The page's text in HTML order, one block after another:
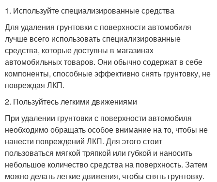
1. Используйте специализированные средства
Для удаления грунтовки с поверхности автомобиля
лучше всего использовать специализированные
средства, которые доступны в магазинах
автомобильных товаров. Они обычно содержат в себе
компоненты, способные эффективно снять грунтовку, не
повреждая ЛКП.
2. Пользуйтесь легкими движениями
При удалении грунтовки с поверхности автомобиля
необходимо обращать особое внимание на то, чтобы не
нанести повреждений ЛКП. Для этого стоит
пользоваться мягкой тряпкой или губкой и наносить
небольшое количество средства на поверхность. Затем
можно делать легкие движения, чтобы снять грунтовку.